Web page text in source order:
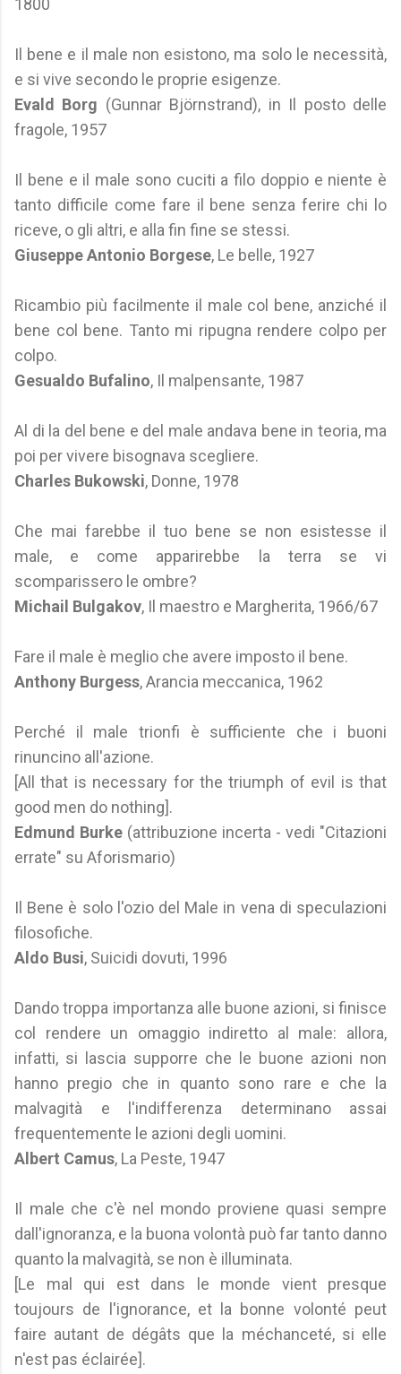
1800
Il bene e il male non esistono, ma solo le necessità,
e si vive secondo le proprie esigenze.
Evald Borg (Gunnar Björnstrand), in Il posto delle
fragole, 1957
Il bene e il male sono cuciti a filo doppio e niente è
tanto difficile come fare il bene senza ferire chi lo
riceve, o gli altri, e alla fin fine se stessi.
Giuseppe Antonio Borgese, Le belle, 1927
Ricambio più facilmente il male col bene, anziché il
bene col bene. Tanto mi ripugna rendere colpo per
colpo.
Gesualdo Bufalino, Il malpensante, 1987
Al di la del bene e del male andava bene in teoria, ma
poi per vivere bisognava scegliere.
Charles Bukowski, Donne, 1978
Che mai farebbe il tuo bene se non esistesse il
male, e come apparirebbe la terra se vi
scomparissero le ombre?
Michail Bulgakov, Il maestro e Margherita, 1966/67
Fare il male è meglio che avere imposto il bene.
Anthony Burgess, Arancia meccanica, 1962
Perché il male trionfi è sufficiente che i buoni
rinuncino all'azione.
[All that is necessary for the triumph of evil is that
good men do nothing].
Edmund Burke (attribuzione incerta - vedi "Citazioni
errate" su Aforismario)
Il Bene è solo l'ozio del Male in vena di speculazioni
filosofiche.
Aldo Busi, Suicidi dovuti, 1996
Dando troppa importanza alle buone azioni, si finisce
col rendere un omaggio indiretto al male: allora,
infatti, si lascia supporre che le buone azioni non
hanno pregio che in quanto sono rare e che la
malvagità e l'indifferenza determinano assai
frequentemente le azioni degli uomini.
Albert Camus, La Peste, 1947
Il male che c'è nel mondo proviene quasi sempre
dall'ignoranza, e la buona volontà può far tanto danno
quanto la malvagità, se non è illuminata.
[Le mal qui est dans le monde vient presque
toujours de l'ignorance, et la bonne volonté peut
faire autant de dégâts que la méchanceté, si elle
n'est pas éclairée].